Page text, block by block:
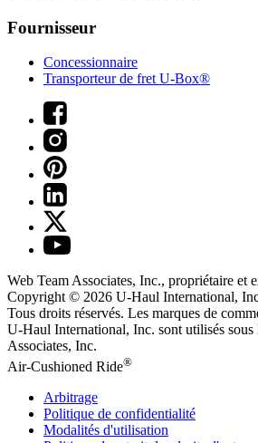
Fournisseur
Concessionnaire
Transporteur de fret U-Box®
Web Team Associates, Inc., propriétaire et
Copyright © 2026 U-Haul International,
Tous droits réservés. Les marques de
U-Haul International, Inc. sont utilisés sous
Associates, Inc.
Air-Cushioned Ride®
Arbitrage
Politique de confidentialité
Modalités d'utilisation